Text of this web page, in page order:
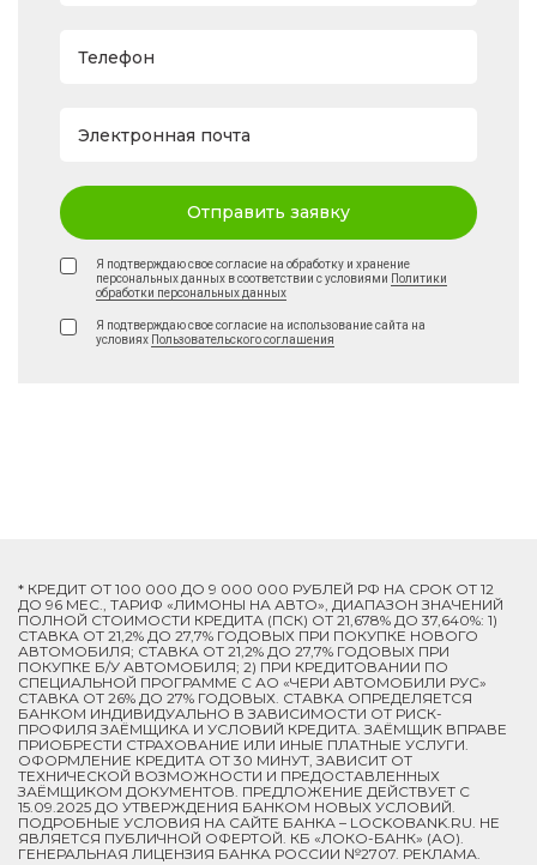
Телефон
Электронная почта
Отправить заявку
Я подтверждаю свое согласие на обработку и хранение
персональных данных в соответствии с условиями Политики
обработки персональных данных
Я подтверждаю свое согласие на использование сайта на
условиях Пользовательского соглашения
* КРЕДИТ ОТ 100 000 ДО 9 000 000 РУБЛЕЙ РФ НА СРОК ОТ 12
ДО 96 МЕС., ТАРИФ «ЛИМОНЫ НА АВТО», ДИАПАЗОН ЗНАЧЕНИЙ
ПОЛНОЙ СТОИМОСТИ КРЕДИТА (ПСК) ОТ 21,678% ДО 37,640%: 1)
СТАВКА ОТ 21,2% ДО 27,7% ГОДОВЫХ ПРИ ПОКУПКЕ НОВОГО
АВТОМОБИЛЯ; СТАВКА ОТ 21,2% ДО 27,7% ГОДОВЫХ ПРИ
ПОКУПКЕ Б/У АВТОМОБИЛЯ; 2) ПРИ КРЕДИТОВАНИИ ПО
СПЕЦИАЛЬНОЙ ПРОГРАММЕ C АО «ЧЕРИ АВТОМОБИЛИ РУС»
СТАВКА ОТ 26% ДО 27% ГОДОВЫХ. СТАВКА ОПРЕДЕЛЯЕТСЯ
БАНКОМ ИНДИВИДУАЛЬНО В ЗАВИСИМОСТИ ОТ РИСК-
ПРОФИЛЯ ЗАЁМЩИКА И УСЛОВИЙ КРЕДИТА. ЗАЁМЩИК ВПРАВЕ
ПРИОБРЕСТИ СТРАХОВАНИЕ ИЛИ ИНЫЕ ПЛАТНЫЕ УСЛУГИ.
ОФОРМЛЕНИЕ КРЕДИТА ОТ 30 МИНУТ, ЗАВИСИТ ОТ
ТЕХНИЧЕСКОЙ ВОЗМОЖНОСТИ И ПРЕДОСТАВЛЕННЫХ
ЗАЁМЩИКОМ ДОКУМЕНТОВ. ПРЕДЛОЖЕНИЕ ДЕЙСТВУЕТ С
15.09.2025 ДО УТВЕРЖДЕНИЯ БАНКОМ НОВЫХ УСЛОВИЙ.
ПОДРОБНЫЕ УСЛОВИЯ НА САЙТЕ БАНКА – LOCKOBANK.RU. НЕ
ЯВЛЯЕТСЯ ПУБЛИЧНОЙ ОФЕРТОЙ. КБ «ЛОКО-БАНК» (АО).
ГЕНЕРАЛЬНАЯ ЛИЦЕНЗИЯ БАНКА РОССИИ №2707. РЕКЛАМА.